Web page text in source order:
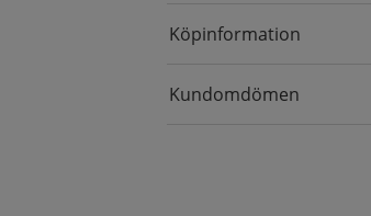
Köpinformation
Kundomdömen